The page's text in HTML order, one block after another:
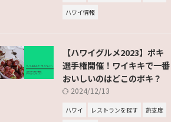
ハワイ情報
【ハワイグルメ2023】ポキ
選手権開催！ワイキキで一番
おいしいのはどこのポキ？
2024/12/13
ハワイ レストランを探す
旅支度